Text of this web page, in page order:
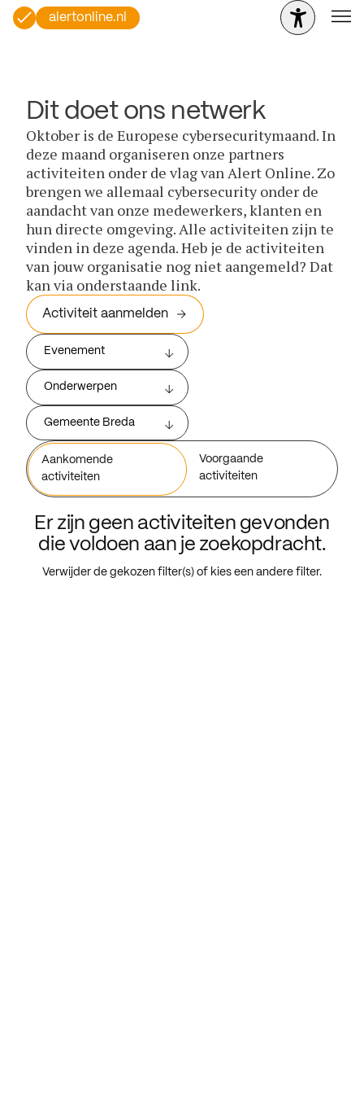
alertonline.nl
Dit doet ons netwerk
Oktober is de Europese cybersecuritymaand. In
deze maand organiseren onze partners
activiteiten onder de vlag van Alert Online. Zo
brengen we allemaal cybersecurity onder de
aandacht van onze medewerkers, klanten en
hun directe omgeving. Alle activiteiten zijn te
vinden in deze agenda. Heb je de activiteiten
van jouw organisatie nog niet aangemeld? Dat
kan via onderstaande link.
Activiteit aanmelden
Evenement
Onderwerpen
Gemeente Breda
Aankomende
activiteiten
Voorgaande
activiteiten
Er zijn geen activiteiten gevonden
die voldoen aan je zoekopdracht.
Verwijder de gekozen filter(s) of kies een andere filter.